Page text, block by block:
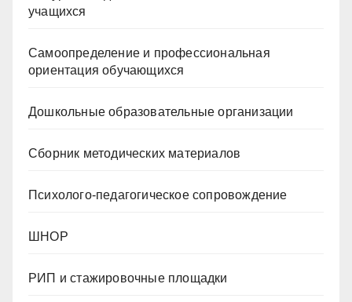
учащихся
Самоопределение и профессиональная
ориентация обучающихся
Дошкольные образовательные организации
Сборник методических материалов
Психолого-педагогическое сопровождение
ШНОР
РИП и стажировочные площадки